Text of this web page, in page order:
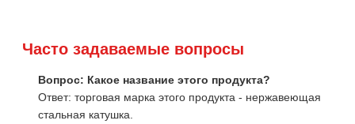
Часто задаваемые вопросы
Вопрос: Какое название этого продукта?
Ответ: торговая марка этого продукта - нержавеющая
стальная катушка.